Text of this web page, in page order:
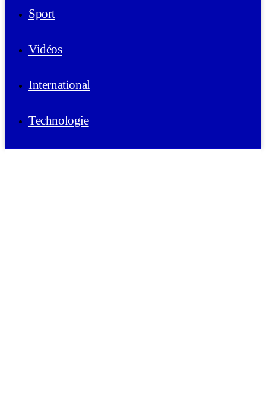
Sport
Vidéos
International
Technologie